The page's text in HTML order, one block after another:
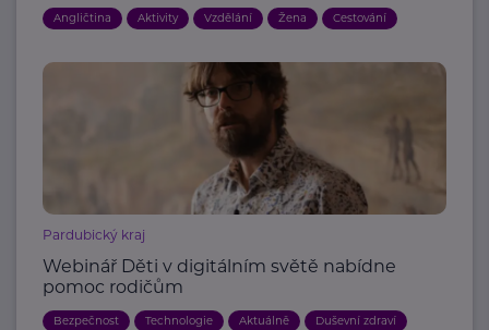
Angličtina Aktivity Vzdělání Žena Cestování
Pardubický kraj
Webinář Děti v digitálním světě nabídne
pomoc rodičům
Bezpečnost Technologie Aktuálně Duševní zdraví